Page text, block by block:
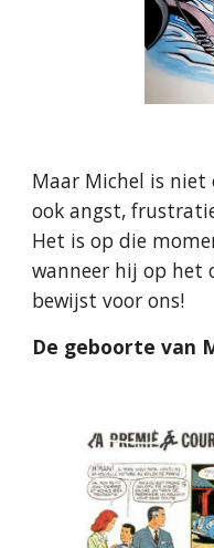
Maar Michel is
ook angst,
Het is op die
wanneer hij op het
bewijst voor ons!
De geboorte van